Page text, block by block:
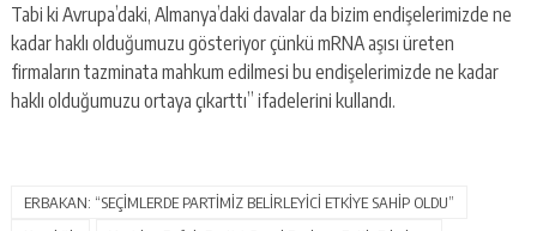
Tabi ki Avrupa’daki, Almanya’daki davalar da bizim endişelerimizde ne
kadar haklı olduğumuzu gösteriyor çünkü mRNA aşısı üreten
firmaların tazminata mahkum edilmesi bu endişelerimizde ne kadar
haklı olduğumuzu ortaya çıkarttı” ifadelerini kullandı.
ERBAKAN: “SEÇİMLERDE PARTİMİZ BELİRLEYİCİ ETKİYE SAHİP OLDU”